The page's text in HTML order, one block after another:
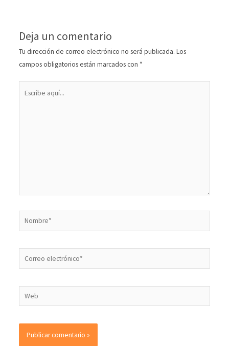
Deja un comentario
Tu dirección de correo electrónico no será publicada. Los
campos obligatorios están marcados con *